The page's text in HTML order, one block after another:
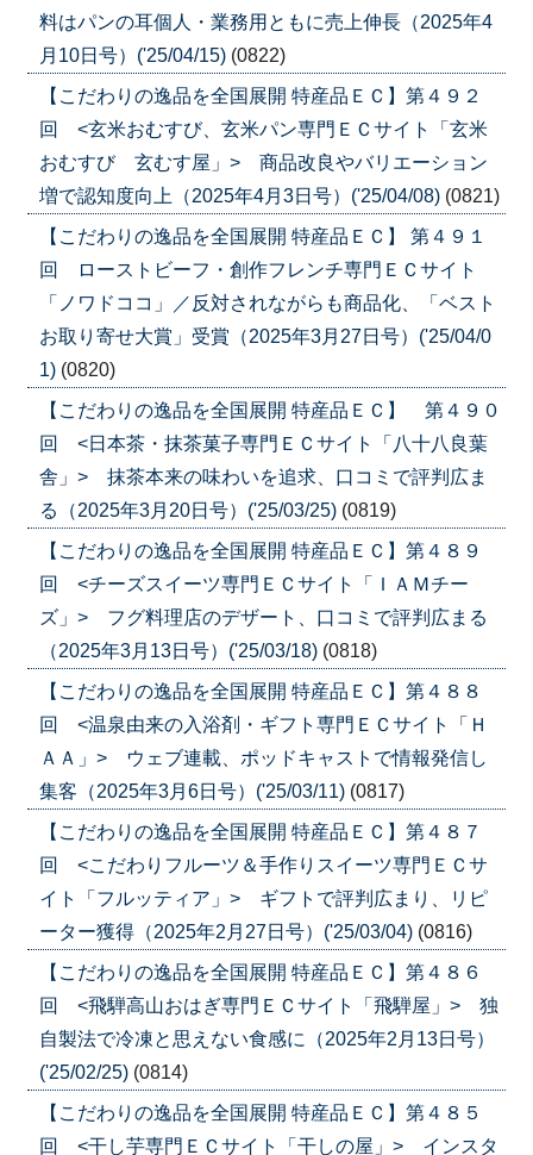
料はパンの耳個人・業務用ともに売上伸長（2025年4
月10日号）('25/04/15) (0822)
【こだわりの逸品を全国展開 特産品ＥＣ】第４９２
回 <玄米おむすび、玄米パン専門ＥＣサイト「玄米
おむすび 玄むす屋」> 商品改良やバリエーション
増で認知度向上（2025年4月3日号）('25/04/08) (0821)
【こだわりの逸品を全国展開 特産品ＥＣ】 第４９１
回 ローストビーフ・創作フレンチ専門ＥＣサイト
「ノワドココ」／反対されながらも商品化、「ベスト
お取り寄せ大賞」受賞（2025年3月27日号）('25/04/0
1) (0820)
【こだわりの逸品を全国展開 特産品ＥＣ】 第４９０
回 <日本茶・抹茶菓子専門ＥＣサイト「八十八良葉
舎」> 抹茶本来の味わいを追求、口コミで評判広ま
る（2025年3月20日号）('25/03/25) (0819)
【こだわりの逸品を全国展開 特産品ＥＣ】第４８９
回 <チーズスイーツ専門ＥＣサイト「ＩＡＭチー
ズ」> フグ料理店のデザート、口コミで評判広まる
（2025年3月13日号）('25/03/18) (0818)
【こだわりの逸品を全国展開 特産品ＥＣ】第４８８
回 <温泉由来の入浴剤・ギフト専門ＥＣサイト「Ｈ
ＡＡ」> ウェブ連載、ポッドキャストで情報発信し
集客（2025年3月6日号）('25/03/11) (0817)
【こだわりの逸品を全国展開 特産品ＥＣ】第４８７
回 <こだわりフルーツ＆手作りスイーツ専門ＥＣサ
イト「フルッティア」> ギフトで評判広まり、リピ
ーター獲得（2025年2月27日号）('25/03/04) (0816)
【こだわりの逸品を全国展開 特産品ＥＣ】第４８６
回 <飛騨高山おはぎ専門ＥＣサイト「飛騨屋」> 独
自製法で冷凍と思えない食感に（2025年2月13日号）
('25/02/25) (0814)
【こだわりの逸品を全国展開 特産品ＥＣ】第４８５
回 <干し芋専門ＥＣサイト「干しの屋」> インスタ